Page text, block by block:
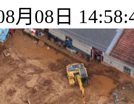
月08日